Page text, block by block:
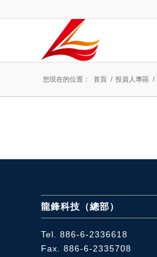
您現在的位置： 首頁 / 投資人專區 /
龍鋒科技（總部）
Tel. 886-6-2336618
Fax. 886-6-2335708